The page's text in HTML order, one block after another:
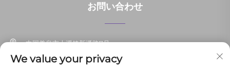
お問い合わせ
中国義烏市上溪鎮新潘路7号
We value your privacy